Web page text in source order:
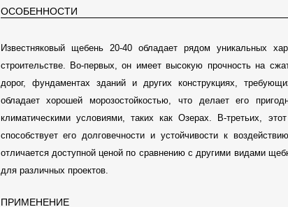
ОСОБЕННОСТИ
Известняковый щебень 20-40 обладает рядом уникальных
строительстве. Во-первых, он имеет высокую прочность на
дорог, фундаментах зданий и других конструкциях,
обладает хорошей морозостойкостью, что делает его
климатическими условиями, таких как Озерах. В-третьих,
способствует его долговечности и устойчивости к
отличается доступной ценой по сравнению с другими видами
для различных проектов.
ПРИМЕНЕНИЕ